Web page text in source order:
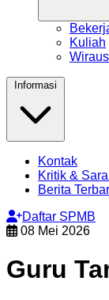
Kuliah
Kontak
Kritik &
Berita
Daftar SPMB
08 Mei 2026
Guru